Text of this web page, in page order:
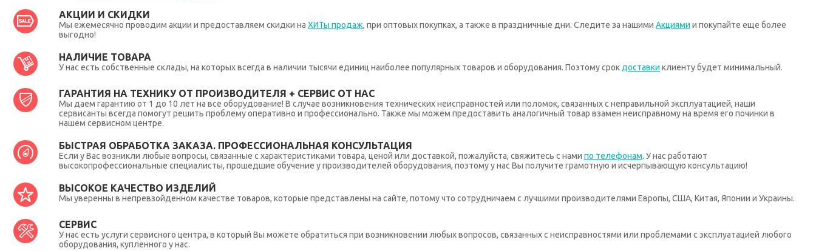
АКЦИИ И СКИДКИ
Мы ежемесячно проводим акции и предоставляем скидки на ХИТы продаж, при оптовых покупках, а также в праздничные дни. Следите за нашими Акциями и покупайте еще более
выгодно!
НАЛИЧИЕ ТОВАРА
У нас есть собственные склады, на которых всегда в наличии тысячи единиц наиболее популярных товаров и оборудования. Поэтому срок доставки клиенту будет минимальный.
ГАРАНТИЯ НА ТЕХНИКУ ОТ ПРОИЗВОДИТЕЛЯ + СЕРВИС ОТ НАС
Мы даем гарантию от 1 до 10 лет на все оборудование! В случае возникновения технических неисправностей или поломок, связанных с неправильной эксплуатацией, наши
сервисанты всегда помогут решить проблему оперативно и профессионально. Также мы можем предоставить аналогичный товар взамен неисправному на время его починки в
нашем сервисном центре.
БЫСТРАЯ ОБРАБОТКА ЗАКАЗА. ПРОФЕССИОНАЛЬНАЯ КОНСУЛЬТАЦИЯ
Если у Вас возникли любые вопросы, связанные с характеристиками товара, ценой или доставкой, пожалуйста, свяжитесь с нами по телефонам. У нас работают
высокопрофессиональные специалисты, прошедшие обучение у производителей оборудования, поэтому у нас Вы получите грамотную и исчерпывающую консультацию!
ВЫСОКОЕ КАЧЕСТВО ИЗДЕЛИЙ
Мы уверенны в непревзойденном качестве товаров, которые представлены на сайте, потому что сотрудничаем с лучшими производителями Европы, США, Китая, Японии и Украины.
СЕРВИС
У нас есть услуги сервисного центра, в который Вы можете обратиться при возникновении любых вопросов, связанных с неисправностями или проблемами с эксплуатацией любого
оборудования, купленного у нас.